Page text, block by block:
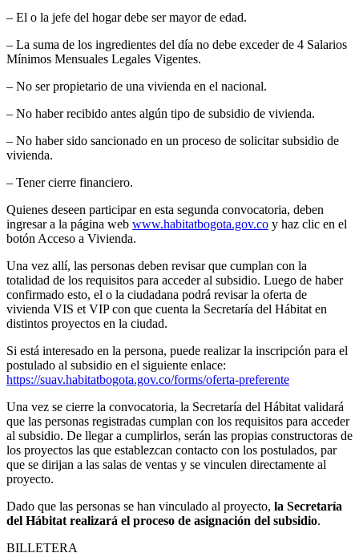
– El o la jefe del hogar debe ser mayor de edad.
– La suma de los ingredientes del día no debe exceder de 4 Salarios
Mínimos Mensuales Legales Vigentes.
– No ser propietario de una vivienda en el nacional.
– No haber recibido antes algún tipo de subsidio de vivienda.
– No haber sido sancionado en un proceso de solicitar subsidio de
vivienda.
– Tener cierre financiero.
Quienes deseen participar en esta segunda convocatoria, deben
ingresar a la página web www.habitatbogota.gov.co y haz clic en el
botón Acceso a Vivienda.
Una vez allí, las personas deben revisar que cumplan con la
totalidad de los requisitos para acceder al subsidio. Luego de haber
confirmado esto, el o la ciudadana podrá revisar la oferta de
vivienda VIS et VIP con que cuenta la Secretaría del Hábitat en
distintos proyectos en la ciudad.
Si está interesado en la persona, puede realizar la inscripción para el
postulado al subsidio en el siguiente enlace:
https://suav.habitatbogota.gov.co/forms/oferta-preferente
Una vez se cierre la convocatoria, la Secretaría del Hábitat validará
que las personas registradas cumplan con los requisitos para acceder
al subsidio. De llegar a cumplirlos, serán las propias constructoras de
los proyectos las que establezcan contacto con los postulados, par
que se dirijan a las salas de ventas y se vinculen directamente al
proyecto.
Dado que las personas se han vinculado al proyecto, la Secretaría
del Hábitat realizará el proceso de asignación del subsidio.
BILLETERA